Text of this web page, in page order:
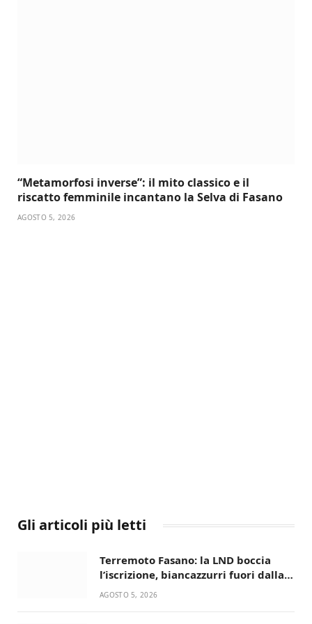
“Metamorfosi inverse”: il mito classico e il
riscatto femminile incantano la Selva di Fasano
AGOSTO 5, 2026
Gli articoli più letti
Terremoto Fasano: la LND boccia
l’iscrizione, biancazzurri fuori dalla
Serie D
AGOSTO 5, 2026